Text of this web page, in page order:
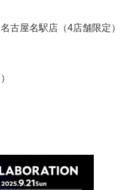
古屋名駅店（4店舗限定）